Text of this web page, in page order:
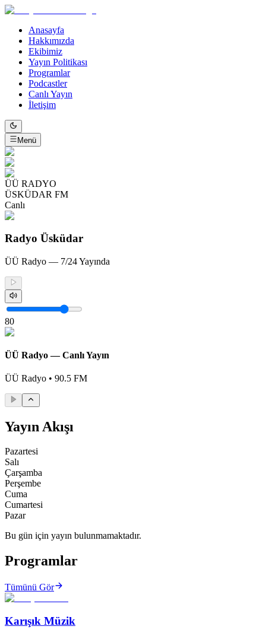
Anasayfa
Hakkımızda
Ekibimiz
Yayın Politikası
Programlar
Podcastler
Canlı Yayın
İletişim
Menü
ÜÜ RADYO
ÜSKÜDAR FM
Canlı
Radyo Üsküdar
ÜÜ Radyo — 7/24 Yayında
80
ÜÜ Radyo — Canlı Yayın
ÜÜ Radyo • 90.5 FM
Yayın Akışı
Pazartesi
Salı
Çarşamba
Perşembe
Cuma
Cumartesi
Pazar
Bu gün için yayın bulunmamaktadır.
Programlar
Tümünü Gör
Karışık Müzik